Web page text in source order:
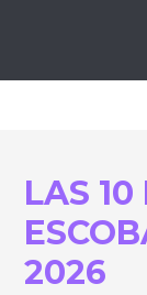
LAS 10
2026